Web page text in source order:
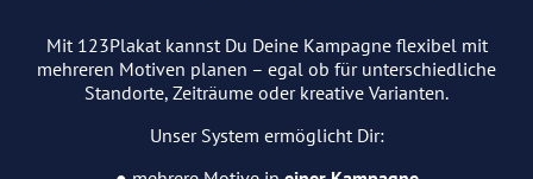
Mit 123Plakat kannst Du Deine Kampagne flexibel mit
mehreren Motiven planen – egal ob für unterschiedliche
Standorte, Zeiträume oder kreative Varianten.
Unser System ermöglicht Dir: